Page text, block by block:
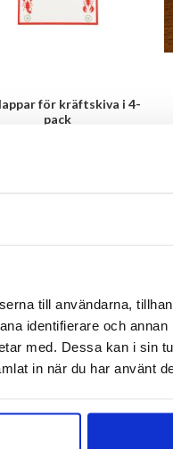
till användarna,
identifierare och annan
med. Dessa kan i sin
in när du har använt
för kräftskiva i 4-
pack